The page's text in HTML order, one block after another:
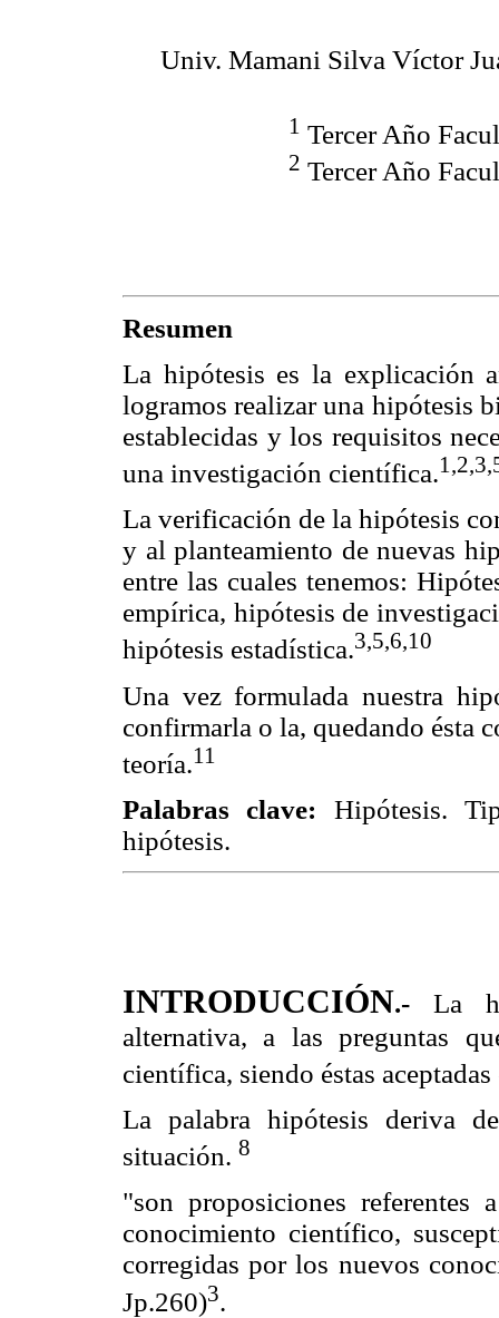
Univ. Mamani Silva Víctor
1 Tercer Año
2 Tercer Año
Resumen
La hipótesis es la explicación
logramos realizar una hipótesis
establecidas y los requisitos
una investigación científica.
La verificación de la hipótesis
y al planteamiento de nuevas
entre las cuales tenemos:
empírica, hipótesis de
hipótesis estadística.3,5,6,10
Una vez formulada nuestra
confirmarla o la, quedando ésta
teoría.11
Palabras clave: Hipótesis.
hipótesis.
INTRODUCCIÓN.- La
alternativa, a las preguntas
científica, siendo éstas aceptadas
La palabra hipótesis deriva
situación. 8
"son proposiciones referentes
conocimiento científico,
corregidas por los nuevos
Jp.260)3.